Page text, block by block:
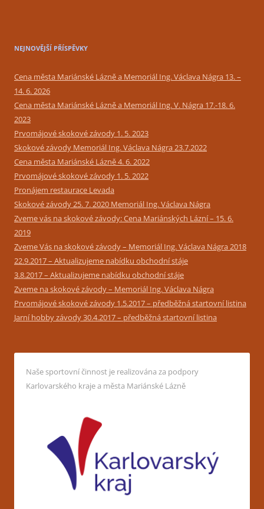
NEJNOVĚJŠÍ PŘÍSPĚVKY
Cena města Mariánské Lázně a Memoriál Ing. Václava Nágra 13. –
14. 6. 2026
Cena města Mariánské Lázně a Memoriál Ing. V. Nágra 17.-18. 6.
2023
Prvomájové skokové závody 1. 5. 2023
Skokové závody Memoriál Ing. Václava Nágra 23.7.2022
Cena města Mariánské Lázně 4. 6. 2022
Prvomájové skokové závody 1. 5. 2022
Pronájem restaurace Levada
Skokové závody 25. 7. 2020 Memoriál Ing. Václava Nágra
Zveme vás na skokové závody: Cena Mariánských Lázní – 15. 6.
2019
Zveme Vás na skokové závody – Memoriál Ing. Václava Nágra 2018
22.9.2017 – Aktualizujeme nabídku obchodní stáje
3.8.2017 – Aktualizujeme nabídku obchodní stáje
Zveme na skokové závody – Memoriál Ing. Václava Nágra
Prvomájové skokové závody 1.5.2017 – předběžná startovní listina
Jarní hobby závody 30.4.2017 – předběžná startovní listina
Naše sportovní činnost je realizována za podpory
Karlovarského kraje a města Mariánské Lázně